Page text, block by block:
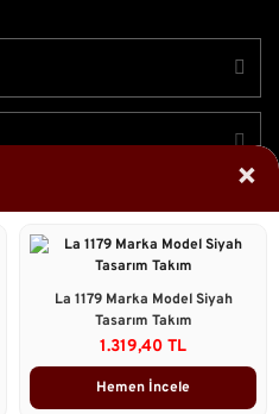
×
La 1179 Marka Model Siyah
Tasarım Takım
1.319,40 TL
Hemen İncele
Edin!